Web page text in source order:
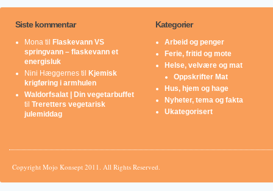
Siste kommentar
Mona til Flaskevann VS
springvann – flaskevann et
energisluk
Nini Hæggernes til Kjemisk
krigføring i armhulen
Waldorfsalat | Din vegetarbuffet
til Treretters vegetarisk
julemiddag
Kategorier
Arbeid og penger
Ferie, fritid og mote
Helse, velvære og mat
Oppskrifter Mat
Hus, hjem og hage
Nyheter, tema og fakta
Ukategorisert
Copyright Mojo Konsept 2011. All Rights Reserved.